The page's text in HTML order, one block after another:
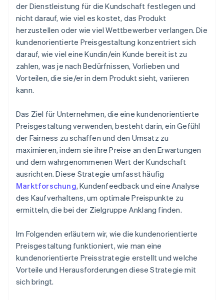
der Dienstleistung für die Kundschaft festlegen und
nicht darauf, wie viel es kostet, das Produkt
herzustellen oder wie viel Wettbewerber verlangen. Die
kundenorientierte Preisgestaltung konzentriert sich
darauf, wie viel eine Kundin/ein Kunde bereit ist zu
zahlen, was je nach Bedürfnissen, Vorlieben und
Vorteilen, die sie/er in dem Produkt sieht, variieren
kann.
Das Ziel für Unternehmen, die eine kundenorientierte
Preisgestaltung verwenden, besteht darin, ein Gefühl
der Fairness zu schaffen und den Umsatz zu
maximieren, indem sie ihre Preise an den Erwartungen
und dem wahrgenommenen Wert der Kundschaft
ausrichten. Diese Strategie umfasst häufig
Marktforschung, Kundenfeedback und eine Analyse
des Kaufverhaltens, um optimale Preispunkte zu
ermitteln, die bei der Zielgruppe Anklang finden.
Im Folgenden erläutern wir, wie die kundenorientierte
Preisgestaltung funktioniert, wie man eine
kundenorientierte Preisstrategie erstellt und welche
Vorteile und Herausforderungen diese Strategie mit
sich bringt.